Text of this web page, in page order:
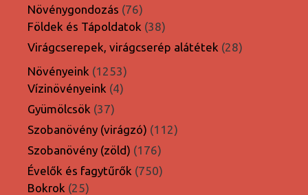
termék
Növénygondozás 7676
termék
Földek és Tápoldatok 3838
termék
Virágcserepek, virágcserép alátétek 2828
Növényeink 12531253
termék
Vízinövényeink 44
Gyümölcsök 3737
termék
Szobanövény (virágzó) 112112
Szobanövény (zöld) 176176
termék
Évelők és fagytűrők 750750
Bokrok 2525